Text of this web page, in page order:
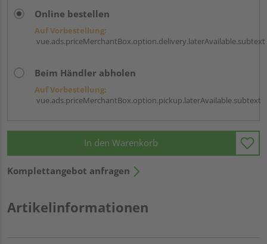
Online bestellen
Auf Vorbestellung:
vue.ads.priceMerchantBox.option.delivery.laterAvailable.subtext
Beim Händler abholen
Auf Vorbestellung:
vue.ads.priceMerchantBox.option.pickup.laterAvailable.subtext
In den Warenkorb
Komplettangebot anfragen
Artikelinformationen